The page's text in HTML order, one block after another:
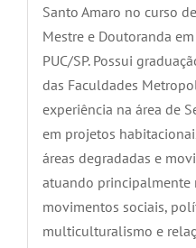
Santo Amaro no curso
Mestre e Doutoranda
PUC/SP. Possui
das Faculdades
experiência na área de
em projetos
áreas degradadas e
atuando principalmente
movimentos sociais,
multiculturalismo e